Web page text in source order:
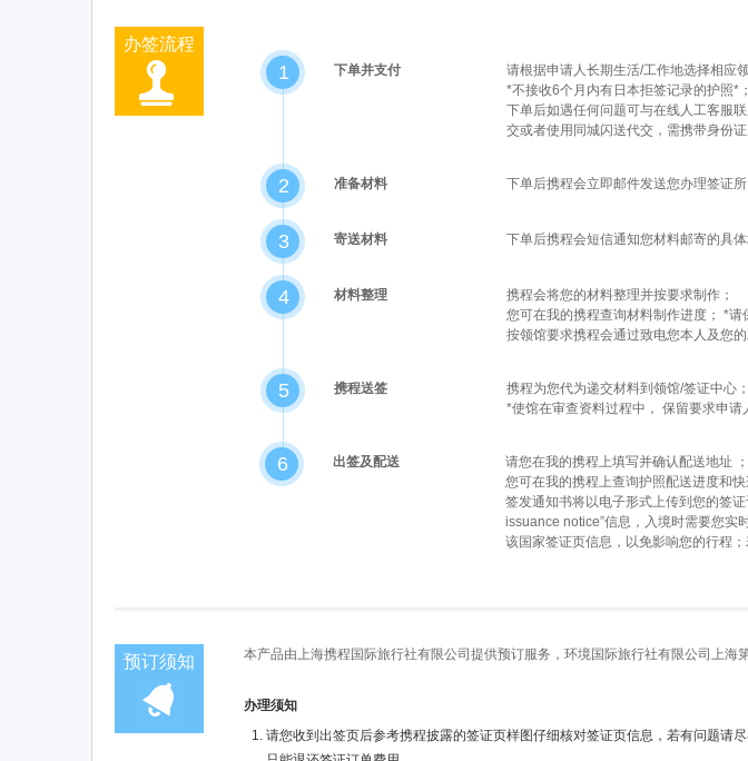
办签流程
1 下单并支付
请根据申请人长期生活/工作地选择相应
*不接收6个月内有日本拒签记录的护照*；
下单后如遇任何问题可与在线人工客服
交或者使用同城闪送代交，需携带身份
2 准备材料 下单后携程会立即邮件发送您办理签证所
3 寄送材料 下单后携程会短信通知您材料邮寄的具体
4 材料整理
携程会将您的材料整理并按要求制作；
您可在我的携程查询材料制作进度； *
按领馆要求携程会通过致电您本人及您
5 携程送签
携程为您代为递交材料到领馆/签证中心；
*使馆在审查资料过程中， 保留要求申请
6 出签及配送
请您在我的携程上填写并确认配送地址 ；
您可在我的携程上查询护照配送进度和快
签发通知书将以电子形式上传到您的签
issuance notice”信息，入境时需要您实
该国家签证页信息，以免影响您的行程
预订须知 本产品由上海携程国际旅行社有限公司提供预订服务，环境国际旅行社有限公司上海
办理须知
请您收到出签页后参考携程披露的签证页样图仔细核对签证页信息，若有问题请